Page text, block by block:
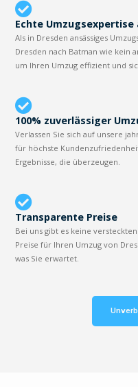
Echte Umzugsexpertise
Als in Dresden ansässiges
Dresden nach Batman wie kein
um Ihren Umzug effizient und
100% zuverlässiger
Verlassen Sie sich auf unsere
für höchste
Ergebnisse, die überzeugen.
Transparente Preise
Bei uns gibt es keine
Preise für Ihren Umzug von
was Sie erwartet.